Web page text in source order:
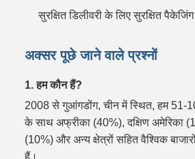
सुरक्षित डिलीवरी के लिए सुरक्षित पैकेजिंग
अक्सर पूछे जाने वाले प्रश्नों
1. हम कौन हैं?
2008 से गुआंगडोंग, चीन में स्थित, हम 51-
के साथ अफ्रीका (40%), दक्षिण अमेरिका
(10%) और अन्य क्षेत्रों सहित वैश्विक